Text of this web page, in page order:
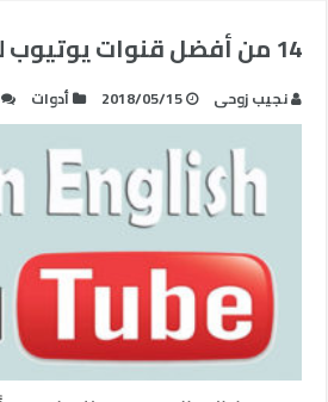
14 من أفضل قنوات يوتيوب لتعلم الإنجليزية
نجيب زوحى 2018/05/15 أدوات